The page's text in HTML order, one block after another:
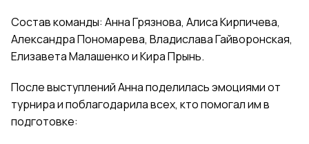
Состав команды: Анна Грязнова, Алиса Кирпичева,
Александра Пономарева, Владислава Гайворонская,
Елизавета Малашенко и Кира Прынь.
После выступлений Анна поделилась эмоциями от
турнира и поблагодарила всех, кто помогал им в
подготовке: